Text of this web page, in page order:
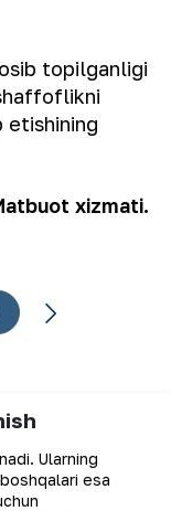
topilganligi
etishining
xizmati.
Ularning
esa